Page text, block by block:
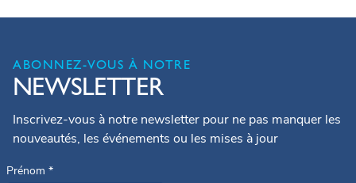
ABONNEZ-VOUS À NOTRE
NEWSLETTER
Inscrivez-vous à notre newsletter pour ne pas manquer les
nouveautés, les événements ou les mises à jour
Prénom *